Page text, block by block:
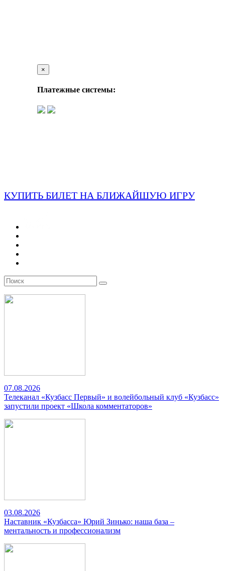
×
Платежные системы:
КУПИТЬ БИЛЕТ НА БЛИЖАЙШУЮ ИГРУ
07.08.2026
Телеканал «Кузбасс Первый» и волейбольный клуб «Кузбасс»
запустили проект «Школа комментаторов»
03.08.2026
Наставник «Кузбасса» Юрий Зинько: наша база –
ментальность и профессионализм